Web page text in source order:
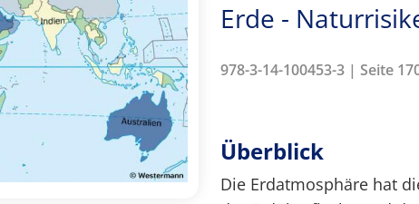
Erde -
978-3-14-100453-3 | Seite
Überblick
Die Erdatmosphäre hat